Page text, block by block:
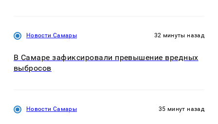
Новости Самары 32 минуты назад
В Самаре зафиксировали превышение вредных
выбросов
Новости Самары 35 минут назад